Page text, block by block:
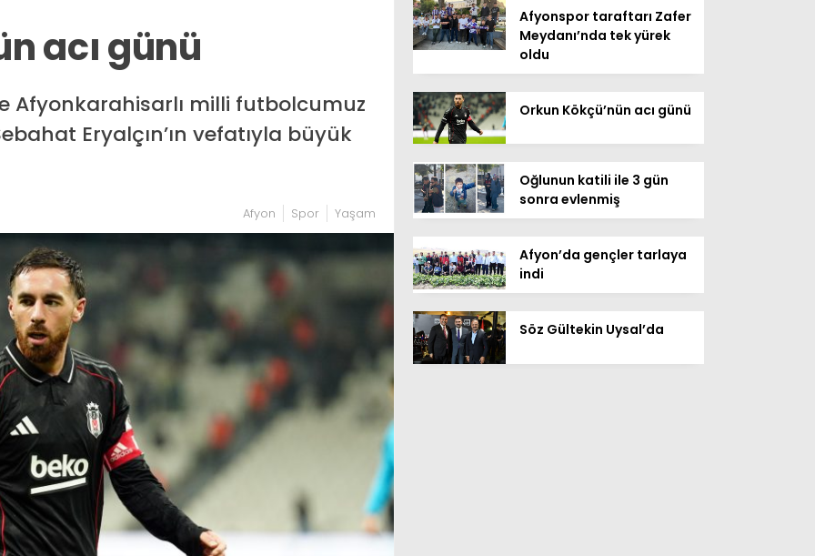
acı günü
Afyonkarahisarlı milli futbolcumuz
Eryalçın’ın vefatıyla büyük
Afyon Spor Yaşam
Afyonspor taraftarı Zafer
Meydanı’nda tek yürek
oldu
Orkun Kökçü’nün acı günü
Oğlunun katili ile 3 gün
sonra evlenmiş
Afyon’da gençler tarlaya
indi
Söz Gültekin Uysal’da